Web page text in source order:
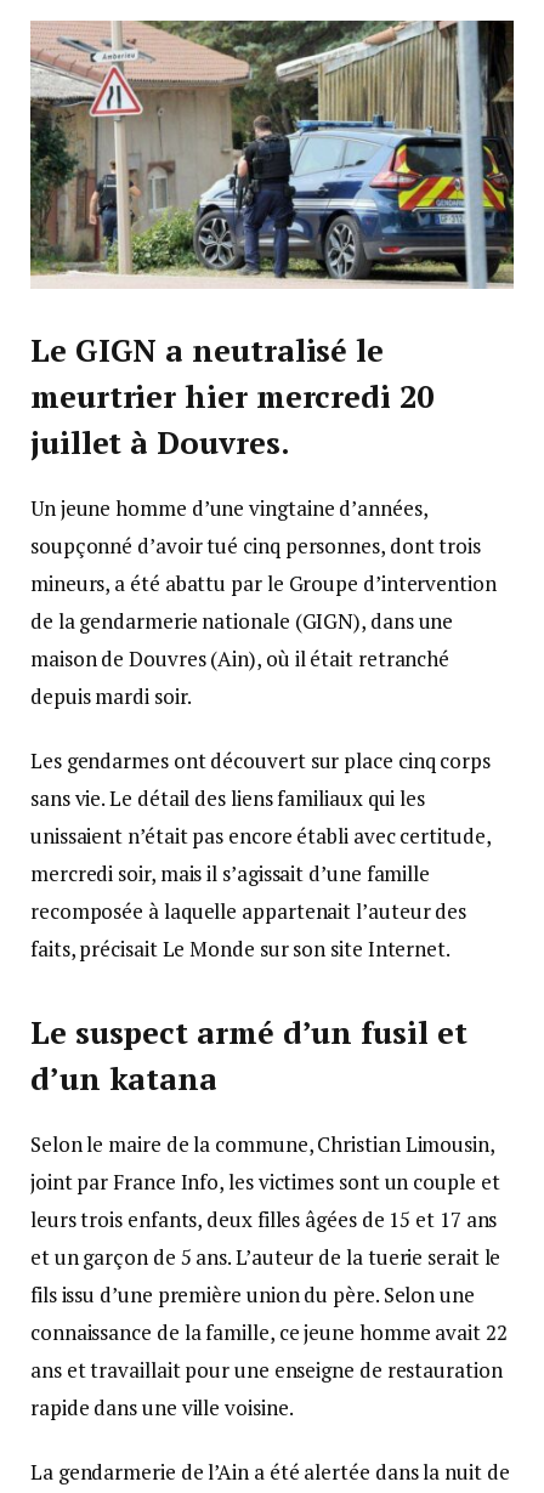
Le GIGN a neutralisé le
meurtrier hier mercredi 20
juillet à Douvres.
Un jeune homme d’une vingtaine d’années,
soupçonné d’avoir tué cinq personnes, dont trois
mineurs, a été abattu par le Groupe d’intervention
de la gendarmerie nationale (GIGN), dans une
maison de Douvres (Ain), où il était retranché
depuis mardi soir.
Les gendarmes ont découvert sur place cinq corps
sans vie. Le détail des liens familiaux qui les
unissaient n’était pas encore établi avec certitude,
mercredi soir, mais il s’agissait d’une famille
recomposée à laquelle appartenait l’auteur des
faits, précisait Le Monde sur son site Internet.
Le suspect armé d’un fusil et
d’un katana
Selon le maire de la commune, Christian Limousin,
joint par France Info, les victimes sont un couple et
leurs trois enfants, deux filles âgées de 15 et 17 ans
et un garçon de 5 ans. L’auteur de la tuerie serait le
fils issu d’une première union du père. Selon une
connaissance de la famille, ce jeune homme avait 22
ans et travaillait pour une enseigne de restauration
rapide dans une ville voisine.
La gendarmerie de l’Ain a été alertée dans la nuit de